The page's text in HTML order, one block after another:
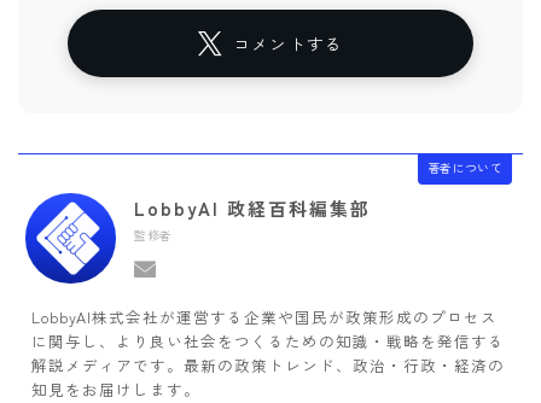
コメントする
著者について
LobbyAI 政経百科編集部
監修者
LobbyAI株式会社が運営する企業や国民が政策形成のプロセス
に関与し、より良い社会をつくるための知識・戦略を発信する
解説メディアです。最新の政策トレンド、政治・行政・経済の
知見をお届けします。